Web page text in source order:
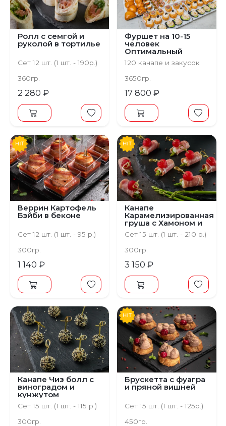
Ролл с семгой и
руколой в тортилье
Сет 12 шт. (1 шт. - 190р.)
360гр.
2 280 ₽
Фуршет на 10-15
человек
Оптимальный
120 канапе и закусок
3650гр.
17 800 ₽
Веррин Картофель
Бэйби в беконе
Сет 12 шт. (1 шт. - 95 р.)
300гр.
1 140 ₽
Предыдущий
Канапе
Карамелизированная
груша с Хамоном и
спаржей
Сет 15 шт. (1 шт. - 210 р.)
300гр.
3 150 ₽
Канапе Чиз болл с
виноградом и
кунжутом
Сет 15 шт. (1 шт. - 115 р.)
300гр.
Брускетта с фуагра
и пряной вишней
Сет 15 шт. (1 шт. - 125р.)
450гр.